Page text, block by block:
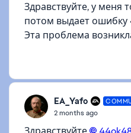
Здравствуйте, у меня
потом выдает
Эта проблема
EA_Yafo
2 months ago